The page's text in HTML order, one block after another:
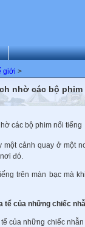
giới >
nhờ các bộ phim
một cảnh quay ở một
đó.
trên màn bạc mà
tể của những chiếc
của những chiếc